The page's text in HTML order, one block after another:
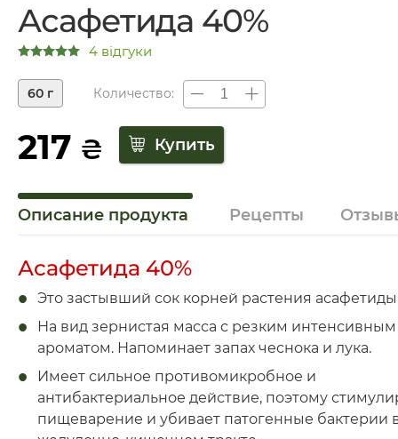
Асафетида 40%
4 відгуки
60 г Количество:
217 ₴
Описание продукта Рецепты
Асафетида 40%
Это застывший сок корней растения
На вид зернистая масса с резким интенсивным
ароматом. Напоминает запах чеснока и лука.
Имеет сильное противомикробное и
антибактериальное действие, поэтому
пищеварение и убивает патогенные бактерии